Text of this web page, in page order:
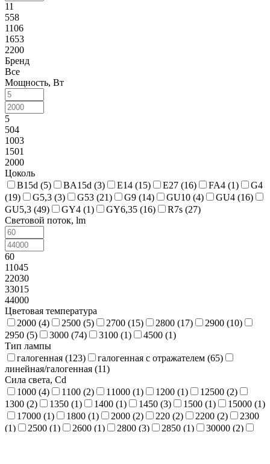
11
558
1106
1653
2200
Бренд
Все
Мощность, Вт
5
504
1003
1501
2000
Цоколь
B15d (5) BA15d (3) E14 (15) E27 (16) FA4 (1)
G4
(19) G5,3 (3) G53 (21) G9 (14) GU10 (4) GU4 (16)
GU5,3 (49) GY4 (1) GY6,35 (16) R7s (27)
Световой поток, lm
60
11045
22030
33015
44000
Цветовая температура
2000 (4) 2500 (5) 2700 (15) 2800 (17) 2900 (10)
2950 (5) 3000 (74) 3100 (1) 4500 (1)
Тип лампы
галогенная (123) галогенная с отражателем (65)
линейная/галогенная (11)
Сила света, Cd
1000 (4) 1100 (2) 11000 (1) 1200 (1) 12500 (2)
1300 (2) 1350 (1) 1400 (1) 1450 (3) 1500 (1) 15000 (1)
17000 (1) 1800 (1) 2000 (2) 220 (2) 2200 (2)
2300
(1) 2500 (1) 2600 (1) 2800 (3) 2850 (1) 30000 (2)